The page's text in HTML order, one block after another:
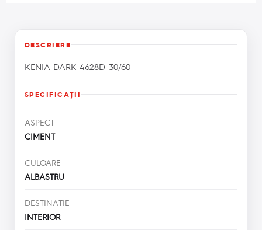
DESCRIERE
KENIA DARK 4628D 30/60
SPECIFICAŢII
ASPECT
CIMENT
CULOARE
ALBASTRU
DESTINATIE
INTERIOR